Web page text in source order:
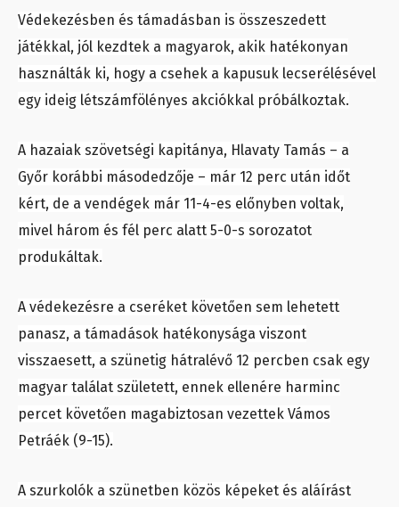
Védekezésben és támadásban is összeszedett
játékkal, jól kezdtek a magyarok, akik hatékonyan
használták ki, hogy a csehek a kapusuk lecserélésével
egy ideig létszámfölényes akciókkal próbálkoztak.
A hazaiak szövetségi kapitánya, Hlavaty Tamás – a
Győr korábbi másodedzője – már 12 perc után időt
kért, de a vendégek már 11-4-es előnyben voltak,
mivel három és fél perc alatt 5-0-s sorozatot
produkáltak.
A védekezésre a cseréket követően sem lehetett
panasz, a támadások hatékonysága viszont
visszaesett, a szünetig hátralévő 12 percben csak egy
magyar találat született, ennek ellenére harminc
percet követően magabiztosan vezettek Vámos
Petráék (9-15).
A szurkolók a szünetben közös képeket és aláírást